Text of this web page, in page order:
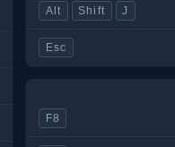
Alt Shift J
Esc
F8